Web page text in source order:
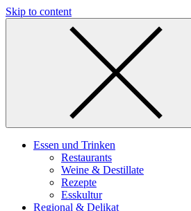
Skip to content
Essen und Trinken
Restaurants
Weine & Destillate
Rezepte
Esskultur
Regional & Delikat